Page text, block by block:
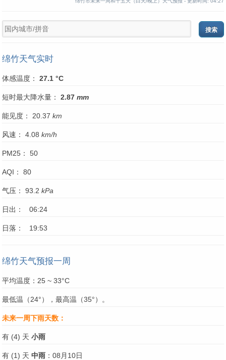
绵竹天气实时
体感温度： 27.1 °C
短时最大降水量： 2.87 mm
能见度： 20.37 km
风速： 4.08 km/h
PM25： 50
AQI： 80
气压： 93.2 kPa
日出： 06:24
日落： 19:53
绵竹天气预报一周
平均温度：25 ~ 33°C
最低温（24°），最高温（35°）。
未来一周下雨天数：
有 (4) 天 小雨
有 (1) 天 中雨 ：08月10日